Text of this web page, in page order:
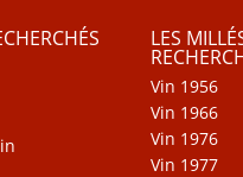
LES
Vin 1956
Vin 1966
Vin 1976
Vin 1977